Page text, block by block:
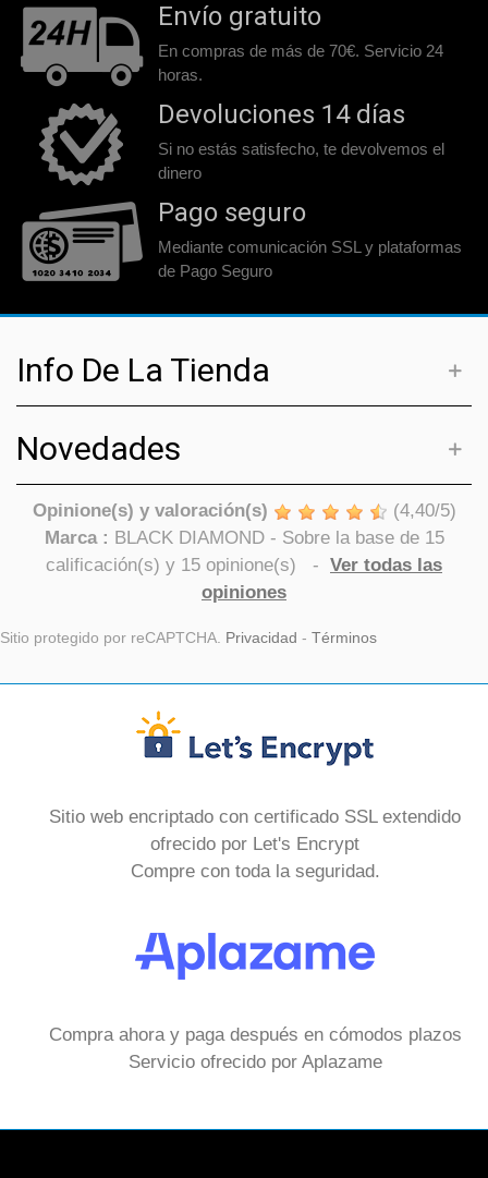
Envío gratuito
En compras de más de 70€. Servicio 24
horas.
Devoluciones 14 días
Si no estás satisfecho, te devolvemos el
dinero
Pago seguro
Mediante comunicación SSL y plataformas
de Pago Seguro
Info De La Tienda
Novedades
Opinione(s) y valoración(s) (4,40/5)
Marca : BLACK DIAMOND- Sobre la base de 15
calificación(s) y 15 opinione(s) - Ver todas las
opiniones
Sitio protegido por reCAPTCHA. Privacidad - Términos
Sitio web encriptado con certificado SSL extendido
ofrecido por Let's Encrypt
Compre con toda la seguridad.
Compra ahora y paga después en cómodos plazos
Servicio ofrecido por Aplazame